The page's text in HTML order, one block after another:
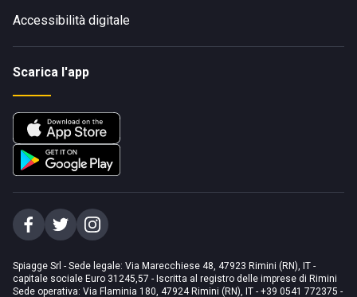
Accessibilità digitale
Scarica l'app
Spiagge Srl - Sede legale: Via Marecchiese 48, 47923 Rimini (RN), IT -
capitale sociale Euro 31245,57 - Iscritta al registro delle imprese di Rimini
Sede operativa: Via Flaminia 180, 47924 Rimini (RN), IT - +39 0541 772375 -